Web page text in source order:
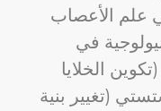
علم الأعصاب
في
الخلايا
(تغيير بنية